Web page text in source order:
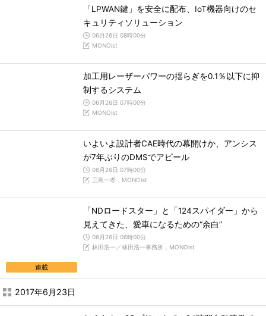
「LPWAN鍵」を安全に配布、IoT機器向けのセ
キュリティソリューション
06月26日 08時00分
MONOist
加工用レーザーパワーの揺らぎを0.1％以下に抑
制するシステム
06月26日 07時00分
MONOist
いよいよ設計者CAE時代の幕開けか、アンシス
が7年ぶりのDMSでアピール
06月26日 07時00分
三島一孝，MONOist
連載
「NDロードスター」と「124スパイダー」から
見えてきた、愛車になるための“余白”
06月26日 06時00分
林田浩一／林田浩一事務所，MONOist
2017年6月23日